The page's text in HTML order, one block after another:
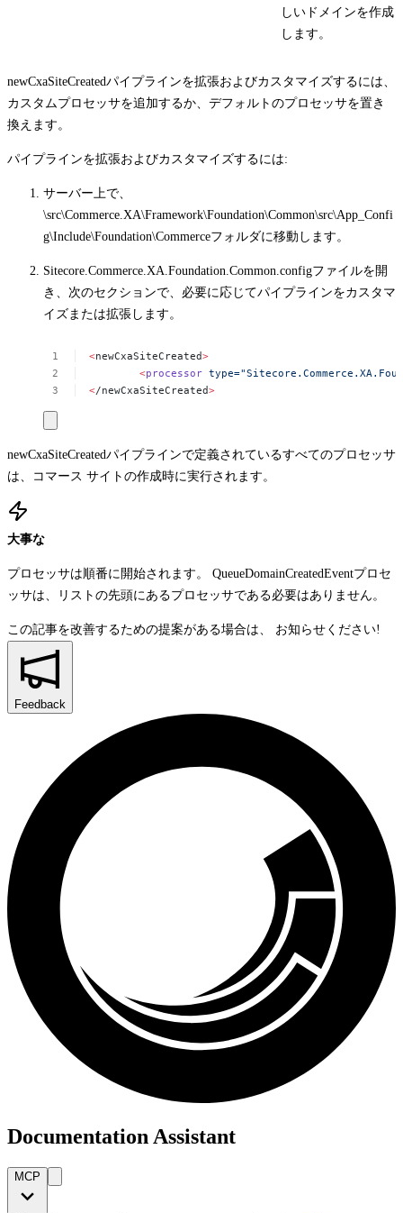
しいドメインを作成
します。
newCxaSiteCreatedパイプラインを拡張およびカスタマイズするには、
カスタムプロセッサを追加するか、デフォルトのプロセッサを置き
換えます。
パイプラインを拡張およびカスタマイズするには:
サーバー上で、
\src\Commerce.XA\Framework\Foundation\Common\src\App_Confi
g\Include\Foundation\Commerceフォルダに移動します。
Sitecore.Commerce.XA.Foundation.Common.configファイルを開
き、次のセクションで、必要に応じてパイプラインをカスタマ
イズまたは拡張します。
<newCxaSiteCreated>
<processor
</newCxaSiteCreated>
newCxaSiteCreatedパイプラインで定義されているすべてのプロセッサ
は、コマース サイトの作成時に実行されます。
大事な
プロセッサは順番に開始されます。 QueueDomainCreatedEventプロセ
ッサは、リストの先頭にあるプロセッサである必要はありません。
この記事を改善するための提案がある場合は、 お知らせください!
Feedback
Documentation Assistant
MCP